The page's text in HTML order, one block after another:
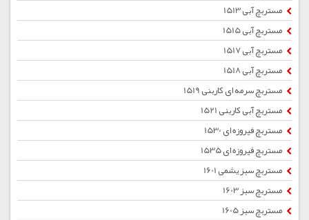
مستربچ آبی 1513
مستربچ آبی 1515
مستربچ آبی 1517
مستربچ آبی 1518
مستربچ سرمه ای کاربنی 1519
مستربچ آبی کاربنی 1521
مستربچ فیروزه ای 1530
مستربچ فیروزه ای 1535
مستربچ سبز یشمی 1601
مستربچ سبز 1603
مستربچ سبز 1605